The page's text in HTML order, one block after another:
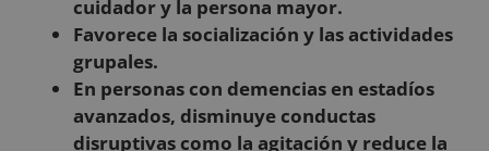
cuidador y la persona mayor.
Favorece la socialización y las actividades
grupales.
En personas con demencias en estadíos
avanzados, disminuye conductas
disruptivas como la agitación y reduce la